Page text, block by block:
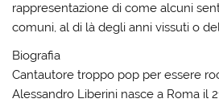
rappresentazione di come alcuni
comuni, al di là degli anni vissuti o
Biografia
Cantautore troppo pop per essere
Alessandro Liberini nasce a Roma il